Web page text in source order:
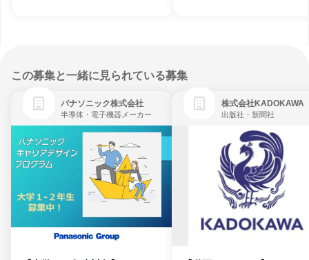
この募集と一緒に見られている募集
パナソニック株式会社
半導体・電子機器メーカー
株式会社KADOKAWA
出版社・新聞社